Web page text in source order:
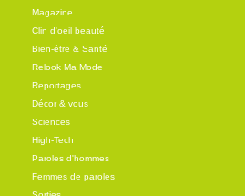
Magazine
Clin d'oeil beauté
Bien-être & Santé
Relook Ma Mode
Reportages
Décor & vous
Sciences
High-Tech
Paroles d'hommes
Femmes de paroles